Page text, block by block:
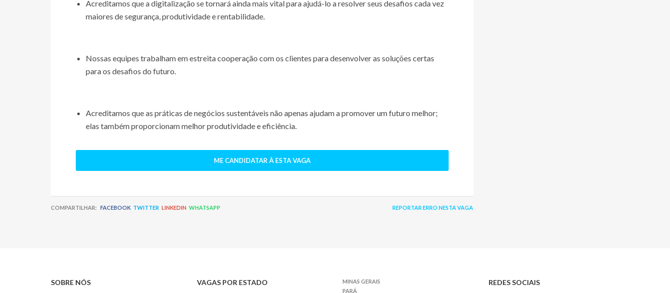
Acreditamos que a digitalização se tornará ainda mais vital para ajudá-lo a resolver seus desafios cada vez
maiores de segurança, produtividade e rentabilidade.
Nossas equipes trabalham em estreita cooperação com os clientes para desenvolver as soluções certas
para os desafios do futuro.
Acreditamos que as práticas de negócios sustentáveis não apenas ajudam a promover um futuro melhor;
elas também proporcionam melhor produtividade e eficiência.
ME CANDIDATAR À ESTA VAGA
COMPARTILHAR: FACEBOOK TWITTER LINKEDIN WHATSAPP REPORTAR ERRO NESTA VAGA
SOBRE NÓS VAGAS POR ESTADO
MINAS GERAIS
PARÁ
REDES SOCIAIS